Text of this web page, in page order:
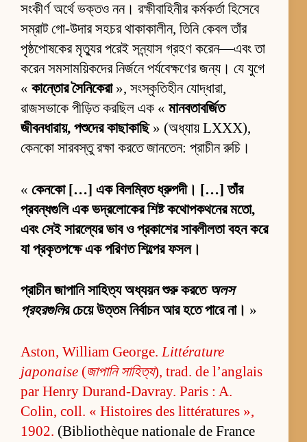
সংকীর্ণ অর্থে ভক্তও নন। রক্ষীবাহিনীর কর্মকর্তা হিসেবে
সম্রাট গো-উদার সহচর থাকাকালীন, তিনি কেবল তাঁর
পৃষ্ঠপোষকের মৃত্যুর পরেই সন্ন্যাস গ্রহণ করেন—এবং তা
করেন সমসাময়িকদের নির্জনে পর্যবেক্ষণের জন্য। যে যুগে
« কান্তোর সৈনিকেরা», সংস্কৃতিহীন যোদ্ধারা,
রাজসভাকে পীড়িত করছিল এক « মানবতাবর্জিত
জীবনধারায়, পশুদের কাছাকাছি» (অধ্যায় LXXX),
কেনকো সারবস্তু রক্ষা করতে জানতেন: প্রাচীন রুচি।
« কেনকো […] এক বিলম্বিত ধ্রুপদী। […] তাঁর
প্রবন্ধগুলি এক ভদ্রলোকের শিষ্ট কথোপকথনের মতো,
এবং সেই সারল্যের ভাব ও প্রকাশের সাবলীলতা বহন করে
যা প্রকৃতপক্ষে এক পরিণত শিল্পের ফসল।
প্রাচীন জাপানি সাহিত্য অধ্যয়ন শুরু করতেঅলস
প্রহরগুলির চেয়ে উত্তম নির্বাচন আর হতে পারে না। »
Aston, William George.Littérature
japonaise (জাপানি সাহিত্য), trad. de l’anglais
par Henry Durand-Davray. Paris : A.
Colin, coll. « Histoires des littératures »,
1902. (Bibliothèque nationale de France